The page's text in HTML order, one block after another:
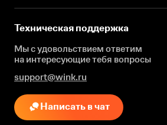
Техническая поддержка
Мы с удовольствием ответим
на интересующиетебя вопросы
support@wink.ru
Написать в чат